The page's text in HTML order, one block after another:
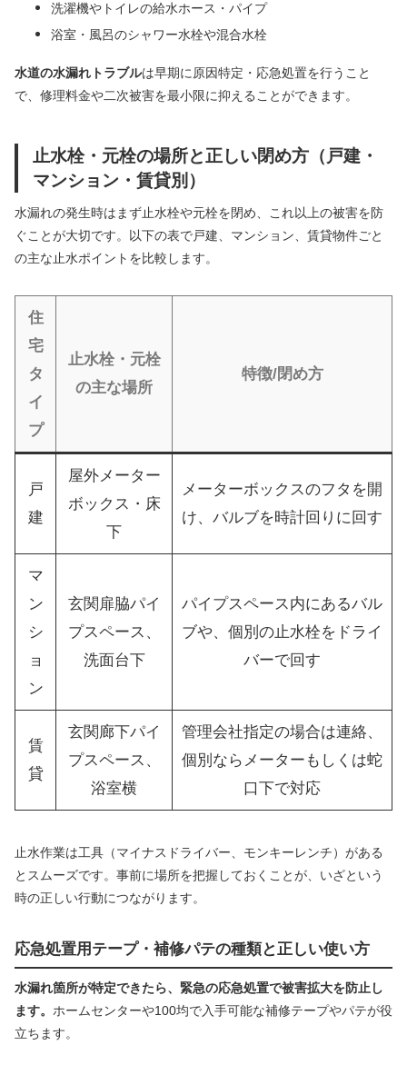
洗濯機やトイレの給水ホース・パイプ
浴室・風呂のシャワー水栓や混合水栓
水道の水漏れトラブルは早期に原因特定・応急処置を行うこと
で、修理料金や二次被害を最小限に抑えることができます。
止水栓・元栓の場所と正しい閉め方（戸建・
マンション・賃貸別）
水漏れの発生時はまず止水栓や元栓を閉め、これ以上の被害を防
ぐことが大切です。以下の表で戸建、マンション、賃貸物件ごと
の主な止水ポイントを比較します。
住
宅
タ
イ
プ
止水栓・元栓
の主な場所
特徴/閉め方
戸
建
屋外メーター
ボックス・床
下
メーターボックスのフタを開
け、バルブを時計回りに回す
マ
ン
シ
ョ
ン
玄関扉脇パイ
プスペース、
洗面台下
パイプスペース内にあるバル
ブや、個別の止水栓をドライ
バーで回す
賃
貸
玄関廊下パイ
プスペース、
浴室横
管理会社指定の場合は連絡、
個別ならメーターもしくは蛇
口下で対応
止水作業は工具（マイナスドライバー、モンキーレンチ）がある
とスムーズです。事前に場所を把握しておくことが、いざという
時の正しい行動につながります。
応急処置用テープ・補修パテの種類と正しい使い方
水漏れ箇所が特定できたら、緊急の応急処置で被害拡大を防止し
ます。 ホームセンターや100均で入手可能な補修テープやパテが役
立ちます。